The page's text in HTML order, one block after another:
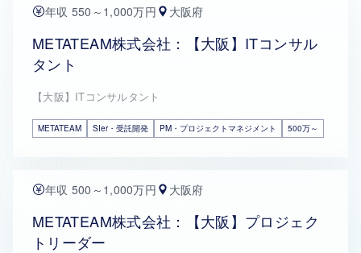
年収 550～1,000万円 大阪府
METATEAM株式会社：【大阪】ITコンサル
タント
【大阪】ITコンサルタント
METATEAM SIer・受託開発 PM・プロジェクトマネジメント 500万～
年収 500～1,000万円 大阪府
METATEAM株式会社：【大阪】プロジェク
トリーダー